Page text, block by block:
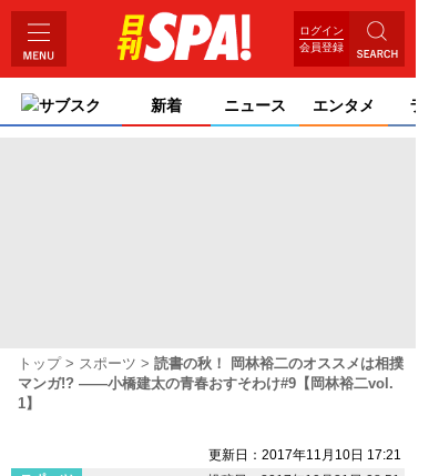
ログイン
会員登録
サブスク 新着 ニュース エンタメ ライ
トップ スポーツ
読書の秋！ 岡林裕二のオススメは相撲
マンガ!? ――小橋建太の青春おすそわけ#9【岡林裕二vol.
1】
更新日：2017年11月10日 17:21